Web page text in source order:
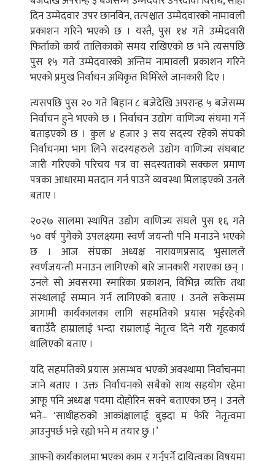
दिन उम्मेदवार उपर छानविन, तत्पश्चात उम्मेदवारको नामावली
प्रकाशन गरिने भएको छ । यस्तै, पुस १४ गते उम्मेदवारी
फिर्ताको कार्य तालिकाको समय राखिएको छ भने त्यसपछि
पुस १५ गते उम्मेदवारको अन्तिम नामावली प्रकाशन गरिने
भएको प्रमुख निर्वाचन अधिकृत घिमिरेले जानकारी दिए ।
त्यसपछि पुस २० गते बिहान ८ बजेदेखि अपरान्ह ५ बजेसम्म
निर्वाचन हुने भएको छ । निर्वाचन उद्योग वाणिज्य संघमा गर्ने
बताइएको छ । कुल ४ हजार ३ सय सदस्य रहेको संघको
निर्वाचनमा भाग लिने सदस्यहरुले उद्योग वाणिज्य संघबाट
जारी गरिएको परिचय पत्र वा सदस्यताको सक्कल प्रमाण
पत्रका आधारमा मतदान गर्न पाउने व्यवस्था मिलाइएको उनले
बताए ।
२०२७ सालमा स्थापित उद्योग वाणिज्य संघले पुस १६ गते
५० वर्ष पुगेको उपलक्ष्यमा स्वर्ण जयन्ती पनि मनाउने भएको
छ । आज संघका अध्यक्ष नारायणप्रसाद भुसालले
स्वर्णजयन्ती मनाउन लागिएको बारे जानकारी गराएका छन् ।
उनले सो अवसरमा स्मारिका प्रकाशन, विभिन्न व्यक्ति तथा
संस्थालाई सम्मान गर्न लागिएको बताए । उनले सकेसम्म
आगामी कार्यकालका लागि सहमतिको प्रयास भईरहेको
बताउँदै हाम्रालाई भन्दा राम्रालाई नेतृत्व दिने गरी गृहकार्य
थालिएको बताए ।
यदि सहमतिको प्रयास असम्भव भएको अवस्थामा निर्वाचनमा
जाने बताए । उक्त निर्वाचनको सबैको साथ सहयोग रहेमा
आफू पनि अध्यक्ष पदमा दोहोरिन सक्ने बताएका छन् । उनले
भने– ‘साथीहरुको आकांक्षालाई बुझ्दा म फेरि नेतृत्वमा
आउनुपर्छ भन्ने रह्यो भने म तयार छु ।’
आफ्नो कार्यकालमा भएका काम र गर्नुपर्ने दायित्वका विषयमा